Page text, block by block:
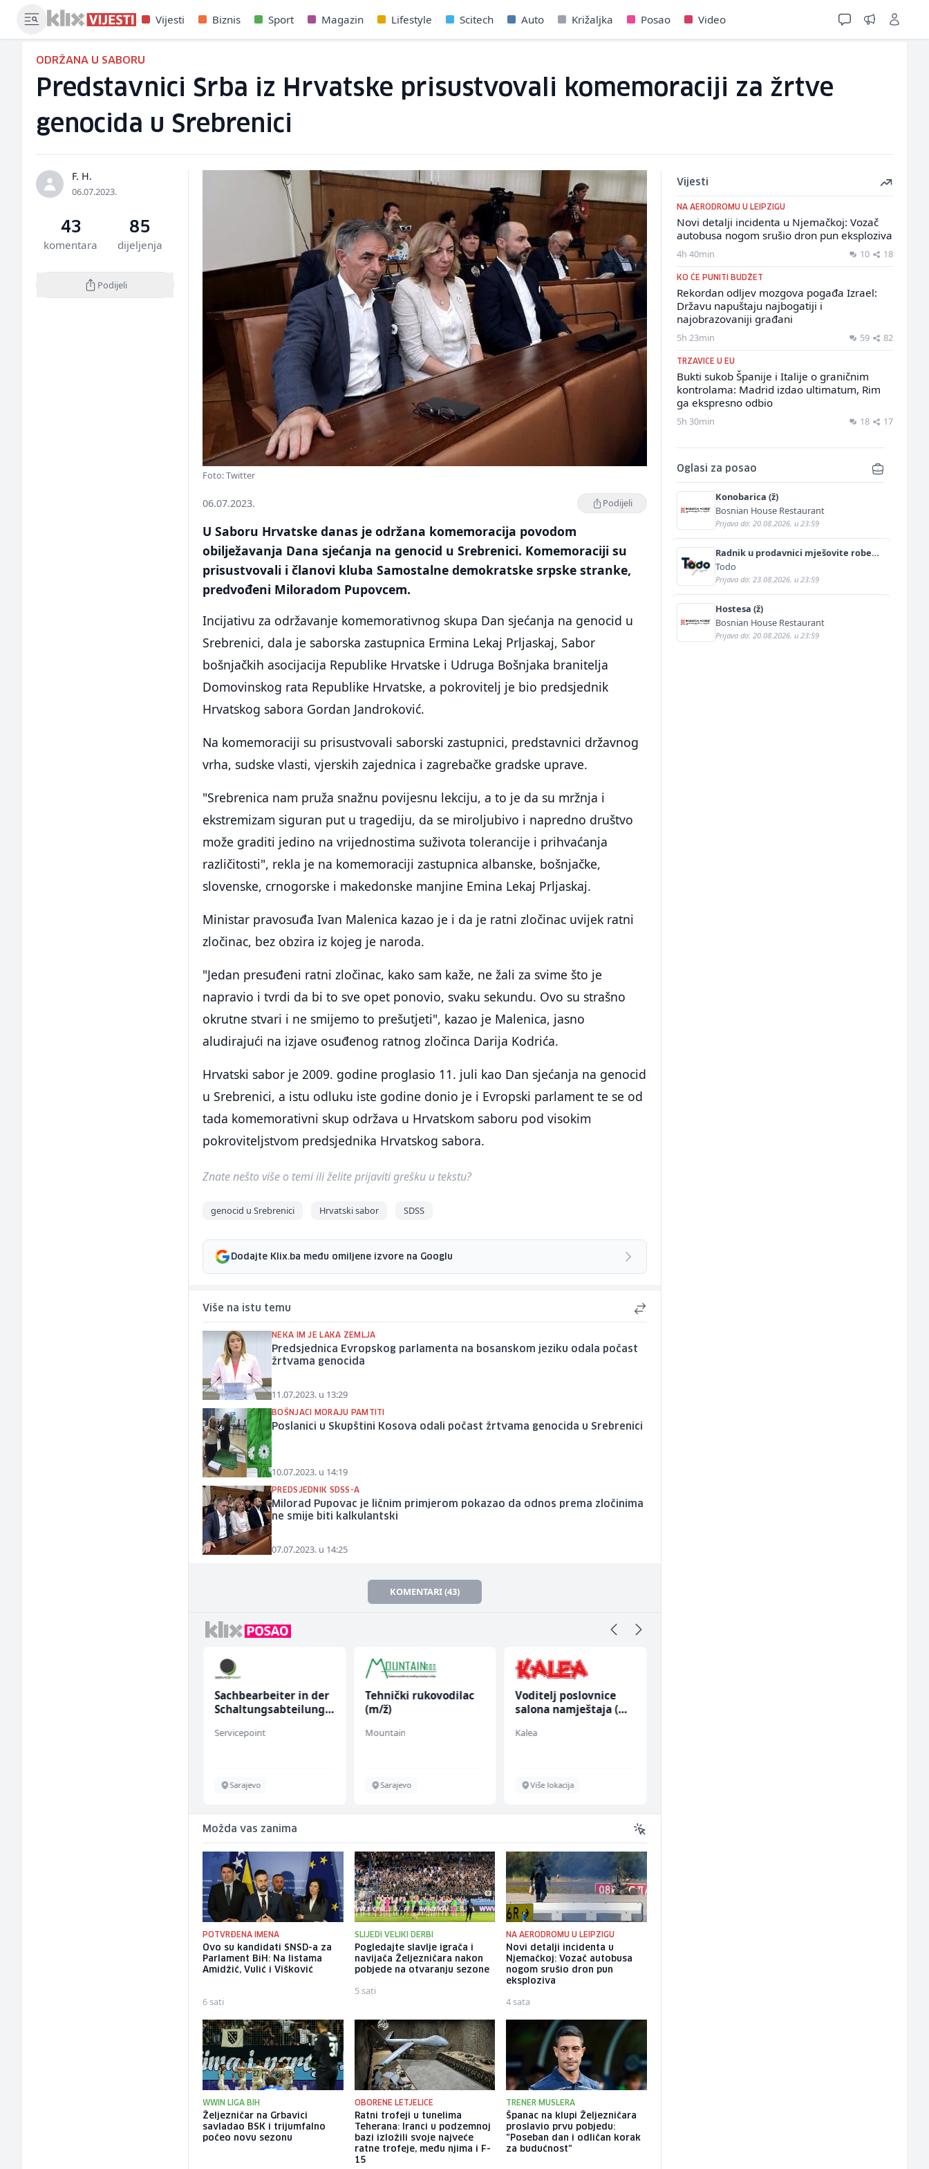
Vijesti Biznis Sport Magazin Lifestyle Scitech Auto Križaljka Posao Video
ODRŽANA U SABORU
Predstavnici Srba iz Hrvatske prisustvovali komemoraciji za žrtve
genocida u Srebrenici
F. H.
06.07.2023.
43
komentara
85
dijeljenja
Podijeli
Foto: Twitter
06.07.2023. Podijeli
U Saboru Hrvatske danas je održana komemoracija povodom
obilježavanja Dana sjećanja na genocid u Srebrenici. Komemoraciji su
prisustvovali i članovi kluba Samostalne demokratske srpske stranke,
predvođeni Miloradom Pupovcem.
Incijativu za održavanje komemorativnog skupa Dan sjećanja na genocid u
Srebrenici, dala je saborska zastupnica Ermina Lekaj Prljaskaj, Sabor
bošnjačkih asocijacija Republike Hrvatske i Udruga Bošnjaka branitelja
Domovinskog rata Republike Hrvatske, a pokrovitelj je bio predsjednik
Hrvatskog sabora Gordan Jandroković.
Na komemoraciji su prisustvovali saborski zastupnici, predstavnici državnog
vrha, sudske vlasti, vjerskih zajednica i zagrebačke gradske uprave.
"Srebrenica nam pruža snažnu povijesnu lekciju, a to je da su mržnja i
ekstremizam siguran put u tragediju, da se miroljubivo i napredno društvo
može graditi jedino na vrijednostima suživota tolerancije i prihvaćanja
različitosti", rekla je na komemoraciji zastupnica albanske, bošnjačke,
slovenske, crnogorske i makedonske manjine Emina Lekaj Prljaskaj.
Ministar pravosuđa Ivan Malenica kazao je i da je ratni zločinac uvijek ratni
zločinac, bez obzira iz kojeg je naroda.
"Jedan presuđeni ratni zločinac, kako sam kaže, ne žali za svime što je
napravio i tvrdi da bi to sve opet ponovio, svaku sekundu. Ovo su strašno
okrutne stvari i ne smijemo to prešutjeti", kazao je Malenica, jasno
aludirajući na izjave osuđenog ratnog zločinca Darija Kodrića.
Hrvatski sabor je 2009. godine proglasio 11. juli kao Dan sjećanja na genocid
u Srebrenici, a istu odluku iste godine donio je i Evropski parlament te se od
tada komemorativni skup održava u Hrvatskom saboru pod visokim
pokroviteljstvom predsjednika Hrvatskog sabora.
Znate nešto više o temi ili želite prijaviti grešku u tekstu?
genocid u Srebrenici Hrvatski sabor SDSS
Dodajte Klix.ba među omiljene izvore na Googlu
Više na istu temu
NEKA IM JE LAKA ZEMLJA
Predsjednica Evropskog parlamenta na bosanskom jeziku odala počast
žrtvama genocida
11.07.2023. u 13:29
BOŠNJACI MORAJU PAMTITI
Poslanici u Skupštini Kosova odali počast žrtvama genocida u Srebrenici
10.07.2023. u 14:19
PREDSJEDNIK SDSS-A
Milorad Pupovac je ličnim primjerom pokazao da odnos prema zločinima
ne smije biti kalkulantski
07.07.2023. u 14:25
KOMENTARI (43)
Sachbearbeiter in der
Schaltungsabteilung
Servicepoint
Sarajevo
Tehnički rukovodilac
(m/ž)
Mountain
Sarajevo
Voditelj poslovnice
salona namještaja (m/
Kalea
Više lokacija
Možda vas zanima
POTVRĐENA IMENA
Ovo su kandidati SNSD-a za
Parlament BiH: Na listama
Amidžić, Vulić i Višković
6 sati
SLIJEDI VELIKI DERBI
Pogledajte slavlje igrača i
navijača Željezničara nakon
pobjede na otvaranju sezone
5 sati
NA AERODROMU U LEIPZIGU
Novi detalji incidenta u
Njemačkoj: Vozač autobusa
nogom srušio dron pun
eksploziva
4 sata
WWIN LIGA BIH
Željezničar na Grbavici
savladao BSK i trijumfalno
počeo novu sezonu
OBORENE LETJELICE
Ratni trofeji u tunelima
Teherana: Iranci u podzemnoj
bazi izložili svoje najveće
ratne trofeje, među njima i F-
15
TRENER MUSLERA
Španac na klupi Željezničara
proslavio prvu pobjedu:
"Poseban dan i odličan korak
za budućnost"
Vijesti
NA AERODROMU U LEIPZIGU
Novi detalji incidenta u Njemačkoj: Vozač
autobusa nogom srušio dron pun eksploziva
4h 40min 10 18
KO ĆE PUNITI BUDŽET
Rekordan odljev mozgova pogađa Izrael:
Državu napuštaju najbogatiji i
najobrazovaniji građani
5h 23min 59 82
TRZAVICE U EU
Bukti sukob Španije i Italije o graničnim
kontrolama: Madrid izdao ultimatum, Rim
ga ekspresno odbio
5h 30min 18 17
Oglasi za posao
Konobarica (ž)
Bosnian House Restaurant
Prijava do: 20.08.2026. u 23:59
Radnik u prodavnici mješovite robe
(m/ž)
Todo
Prijava do: 23.08.2026. u 23:59
Hostesa (ž)
Bosnian House Restaurant
Prijava do: 20.08.2026. u 23:59